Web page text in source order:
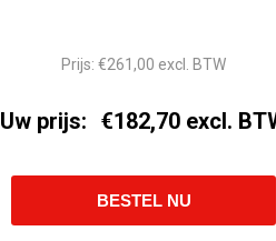
Prijs: €261,00 excl. BTW
Uw prijs: €182,70 excl.